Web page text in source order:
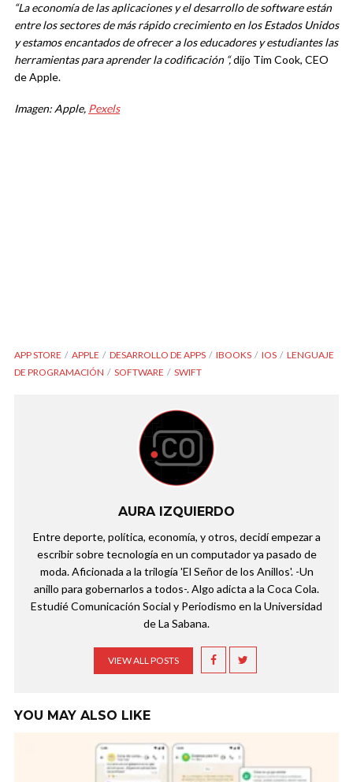
“La economía de las aplicaciones y el desarrollo de software están
entre los sectores de más rápido crecimiento en los Estados Unidos
y estamos encantados de ofrecer a los educadores y estudiantes las
herramientas para aprender la codificación “,dijo Tim Cook, CEO
de Apple.
Imagen: Apple, Pexels
APP STORE APPLE DESARROLLO DE APPS IBOOKS IOS
LENGUAJE
DE PROGRAMACIÓN
SOFTWARE SWIFT
AURA IZQUIERDO
Entre deporte, política, economía, y otros, decidí empezar a
escribir sobre tecnología en un computador ya pasado de
moda. Aficionada a la trilogía 'El Señor de los Anillos'. -Un
anillo para gobernarlos a todos-. Algo adicta a la Coca Cola.
Estudié Comunicación Social y Periodismo en la Universidad
de La Sabana.
VIEW ALL POSTS
YOU MAY ALSO LIKE